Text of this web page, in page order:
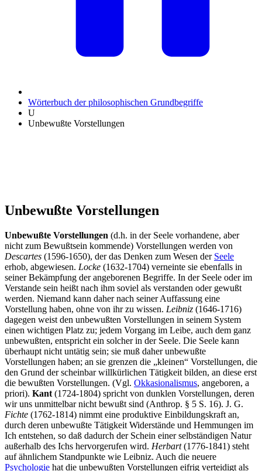
Wörterbuch der philosophischen Grundbegriffe
U
Unbewußte Vorstellungen
Unbewußte Vorstellungen
Unbewußte Vorstellungen (d.h. in der Seele vorhandene, aber
nicht zum Bewußtsein kommende) Vorstellungen werden von
Descartes (1596-1650), der das Denken zum Wesen der Seele
erhob, abgewiesen. Locke (1632-1704) verneinte sie ebenfalls in
seiner Bekämpfung der angeborenen Begriffe. In der Seele oder im
Verstande sein heißt nach ihm soviel als verstanden oder gewußt
werden. Niemand kann daher nach seiner Auffassung eine
Vorstellung haben, ohne von ihr zu wissen. Leibniz (1646-1716)
dagegen weist den unbewußten Vorstellungen in seinem System
einen wichtigen Platz zu; jedem Vorgang im Leibe, auch dem ganz
unbewußten, entspricht ein solcher in der Seele. Die Seele kann
überhaupt nicht untätig sein; sie muß daher unbewußte
Vorstellungen haben; an sie grenzen die „kleinen“ Vorstellungen, die
den Grund der scheinbar willkürlichen Tätigkeit bilden, an diese erst
die bewußten Vorstellungen. (Vgl. Okkasionalismus, angeboren, a
priori). Kant (1724-1804) spricht von dunklen Vorstellungen, deren
wir uns unmittelbar nicht bewußt sind (Anthrop. § 5 S. 16). J. G.
Fichte (1762-1814) nimmt eine produktive Einbildungskraft an,
durch deren unbewußte Tätigkeit Widerstände und Hemmungen im
Ich entstehen, so daß dadurch der Schein einer selbständigen Natur
außerhalb des Ichs hervorgerufen wird. Herbart(1776-1841) steht
auf ähnlichem Standpunkte wie Leibniz. Auch die neuere
Psychologie hat die unbewußten Vorstellungen eifrig verteidigt als